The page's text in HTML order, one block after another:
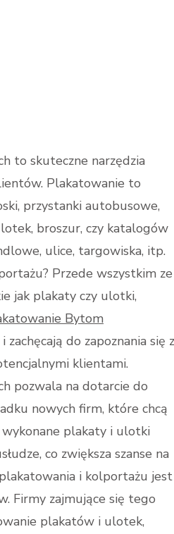
to skuteczne narzędzia
Plakatowanie to
przystanki autobusowe,
broszur, czy katalogów
ulice, targowiska, itp.
Przede wszystkim ze
jak plakaty czy ulotki,
Bytom
do zapoznania się z
klientami.
pozwala na dotarcie do
nowych firm, które chcą
wykonane plakaty i ulotki
co zwiększa szanse na
i kolportażu jest
Firmy zajmujące się tego
plakatów i ulotek,